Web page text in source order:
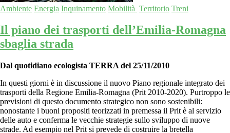
Ambiente Energia Inquinamento Mobilità Territorio Treni
Il piano dei trasporti dell’Emilia-Romagna
sbaglia strada
Dal quotidiano ecologista TERRA del 25/11/2010
In questi giorni è in discussione il nuovo Piano regionale integrato dei
trasporti della Regione Emilia-Romagna (Prit 2010-2020). Purtroppo le
previsioni di questo documento strategico non sono sostenibili:
nonostante i buoni propositi teorizzati in premessa il Prit è al servizio
delle auto e conferma le vecchie strategie sullo sviluppo di nuove
strade. Ad esempio nel Prit si prevede di costruire la bretella